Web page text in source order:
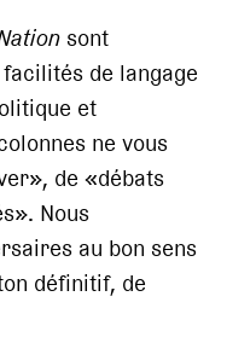
sont
de langage
et
ne vous
de «débats
Nous
au bon sens
définitif, de